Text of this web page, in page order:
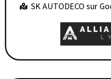
SK AUTODECO sur